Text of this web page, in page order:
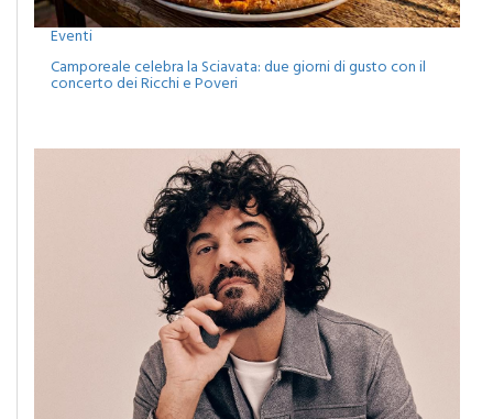
Eventi
Camporeale celebra la Sciavata: due giorni di gusto con il